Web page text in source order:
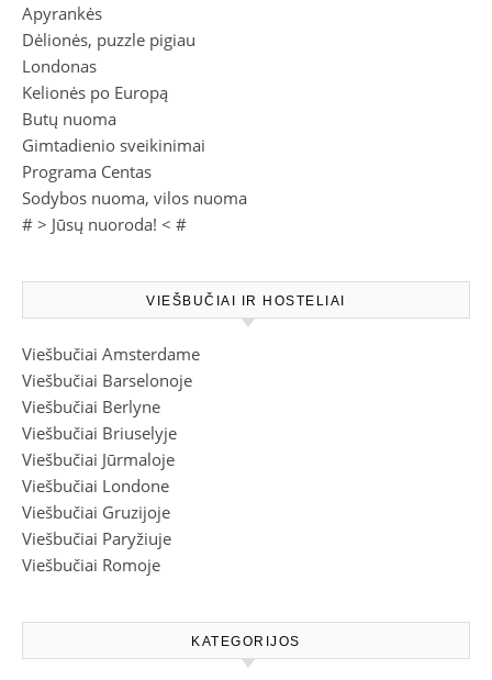
Apyrankės
Dėlionės, puzzle pigiau
Londonas
Kelionės po Europą
Butų nuoma
Gimtadienio sveikinimai
Programa Centas
Sodybos nuoma, vilos nuoma
# > Jūsų nuoroda! < #
VIEŠBUČIAI IR HOSTELIAI
Viešbučiai Amsterdame
Viešbučiai Barselonoje
Viešbučiai Berlyne
Viešbučiai Briuselyje
Viešbučiai Jūrmaloje
Viešbučiai Londone
Viešbučiai Gruzijoje
Viešbučiai Paryžiuje
Viešbučiai Romoje
KATEGORIJOS